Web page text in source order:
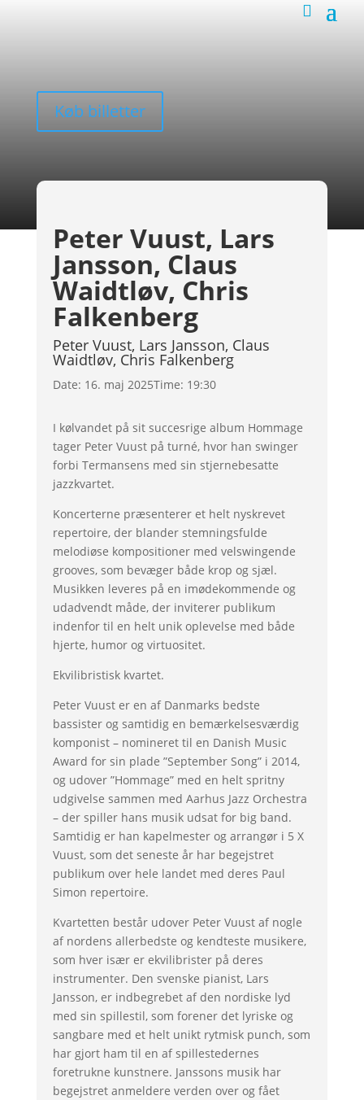
Køb billetter
Peter Vuust, Lars
Jansson, Claus
Waidtløv, Chris
Falkenberg
Peter Vuust, Lars Jansson, Claus
Waidtløv, Chris Falkenberg
Date: 16. maj 2025Time: 19:30
I kølvandet på sit succesrige album Hommage
tager Peter Vuust på turné, hvor han swinger
forbi Termansens med sin stjernebesatte
jazzkvartet.
Koncerterne præsenterer et helt nyskrevet
repertoire, der blander stemningsfulde
melodiøse kompositioner med velswingende
grooves, som bevæger både krop og sjæl.
Musikken leveres på en imødekommende og
udadvendt måde, der inviterer publikum
indenfor til en helt unik oplevelse med både
hjerte, humor og virtuositet.
Ekvilibristisk kvartet.
Peter Vuust er en af Danmarks bedste
bassister og samtidig en bemærkelsesværdig
komponist – nomineret til en Danish Music
Award for sin plade ”September Song” i 2014,
og udover ”Hommage” med en helt spritny
udgivelse sammen med Aarhus Jazz Orchestra
– der spiller hans musik udsat for big band.
Samtidig er han kapelmester og arrangør i 5 X
Vuust, som det seneste år har begejstret
publikum over hele landet med deres Paul
Simon repertoire.
Kvartetten består udover Peter Vuust af nogle
af nordens allerbedste og kendteste musikere,
som hver især er ekvilibrister på deres
instrumenter. Den svenske pianist, Lars
Jansson, er indbegrebet af den nordiske lyd
med sin spillestil, som forener det lyriske og
sangbare med et helt unikt rytmisk punch, som
har gjort ham til en af spillestedernes
foretrukne kunstnere. Janssons musik har
begejstret anmeldere verden over og fået